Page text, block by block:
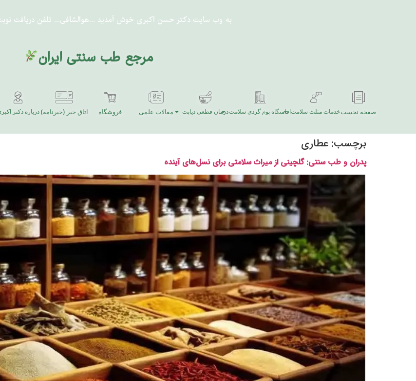
به وب سایت دکتر حسن اکبری خوش آمدید ...هوالشافی... تلفن دریافت نوبت 91302356-
مرجع طب سنتی ایران
صفحه نخستخدمات مثلث سلامتاقامتگاه بوم گردی سلامتدرمان قطعی دیابت مقالات علمی فروشگاه اتاق خبر (خبرنامه) درباره دکتر
برچسب: عطاری
پدران و طب سنتی: گلچینی از میراث سلامتی برای نسل‌های آینده